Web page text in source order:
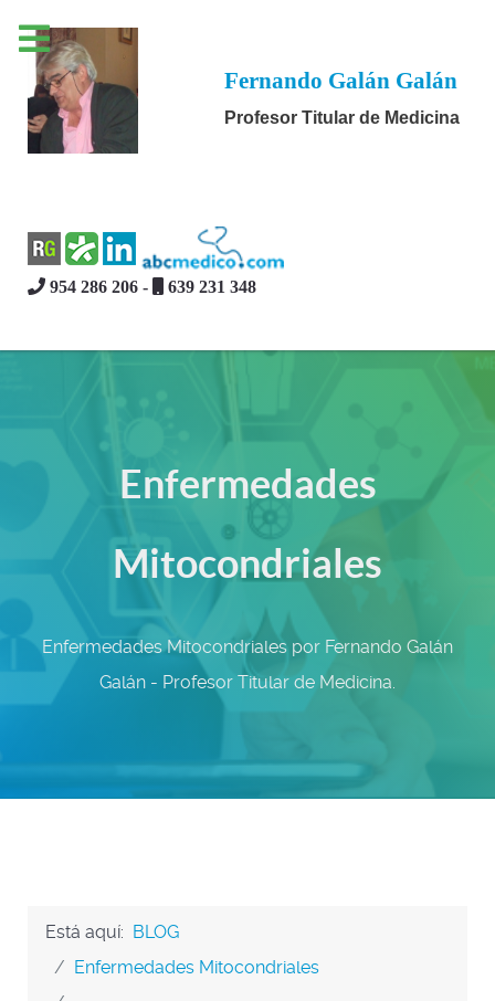
Fernando Galán Galán
Profesor Titular de Medicina
954 286 206 - 639 231 348
Enfermedades
Mitocondriales
Enfermedades Mitocondriales por Fernando Galán
Galán - Profesor Titular de Medicina.
Está aquí: BLOG
Enfermedades Mitocondriales